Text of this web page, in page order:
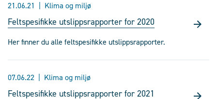
21.06.21 Klima og miljø
Feltspesifikke utslippsrapporter for 2020
Her finner du alle feltspesifikke utslippsrapporter.
07.06.22 Klima og miljø
Feltspesifikke utslippsrapporter for 2021